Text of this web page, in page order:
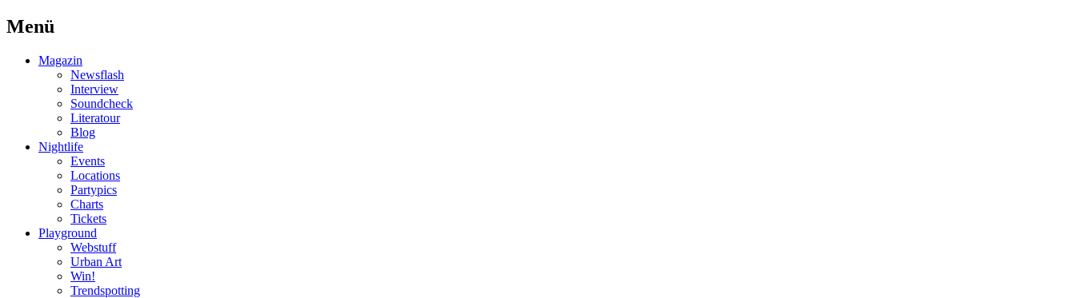
Menü
Magazin
Newsflash
Interview
Soundcheck
Literatour
Blog
Nightlife
Events
Locations
Partypics
Charts
Tickets
Playground
Webstuff
Urban Art
Win!
Trendspotting